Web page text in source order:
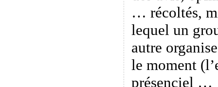
… récoltés,
lequel un
autre
le moment
présenciel …